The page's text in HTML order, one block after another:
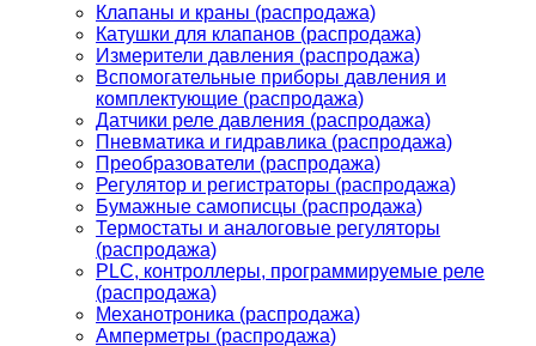
Клапаны и краны (распродажа)
Катушки для клапанов (распродажа)
Измерители давления (распродажа)
Вспомогательные приборы давления и
комплектующие (распродажа)
Датчики реле давления (распродажа)
Пневматика и гидравлика (распродажа)
Преобразователи (распродажа)
Регулятор и регистраторы (распродажа)
Бумажные самописцы (распродажа)
Термостаты и аналоговые регуляторы
(распродажа)
PLС, контроллеры, программируемые реле
(распродажа)
Механотроника (распродажа)
Амперметры (распродажа)